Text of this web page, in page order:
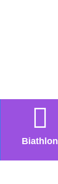
Biathlon